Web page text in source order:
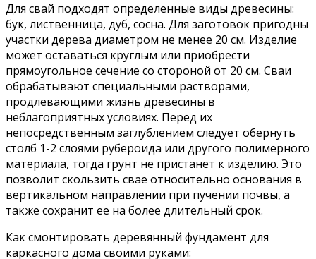
Для свай подходят определенные виды древесины:
бук, лиственница, дуб, сосна. Для заготовок пригодны
участки дерева диаметром не менее 20 см. Изделие
может оставаться круглым или приобрести
прямоугольное сечение со стороной от 20 см. Сваи
обрабатывают специальными растворами,
продлевающими жизнь древесины в
неблагоприятных условиях. Перед их
непосредственным заглублением следует обернуть
столб 1-2 слоями рубероида или другого полимерного
материала, тогда грунт не пристанет к изделию. Это
позволит скользить свае относительно основания в
вертикальном направлении при пучении почвы, а
также сохранит ее на более длительный срок.
Как смонтировать деревянный фундамент для
каркасного дома своими руками: